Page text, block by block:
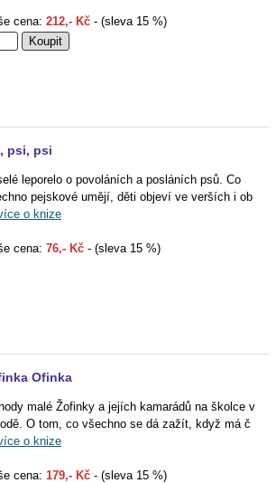
cena: 212,- Kč - (sleva 15 %)
psi, psi
leporelo o povoláních a posláních psů. Co
pejskové umějí, děti objeví ve verších i ob
o knize
cena: 76,- Kč - (sleva 15 %)
Ofinka
malé Žofinky a jejích kamarádů na školce v
O tom, co všechno se dá zažít, když má č
o knize
cena: 179,- Kč - (sleva 15 %)